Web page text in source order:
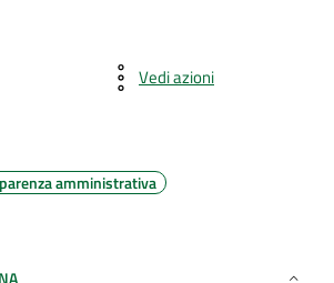
Vedi azioni
amministrativa